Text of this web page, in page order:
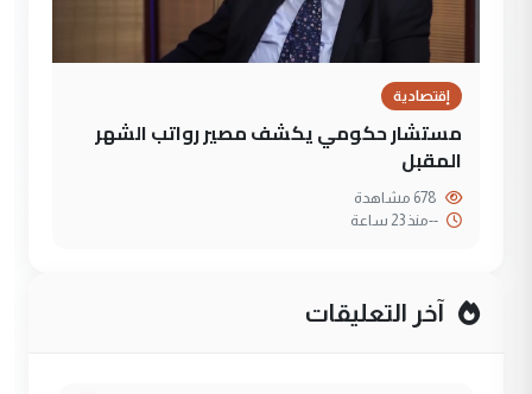
إقتصادية
مستشار حكومي يكشف مصير رواتب الشهر
المقبل
--منذ 23 ساعة
آخر التعليقات